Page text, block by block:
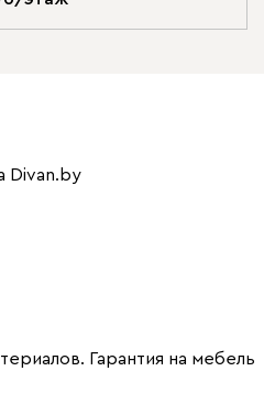
Divan.by
Гарантия на мебель